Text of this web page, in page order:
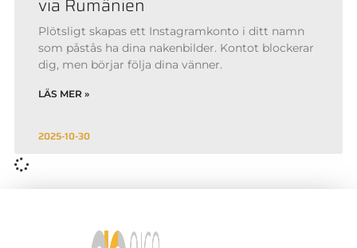
Plötsligt skapas ett Instagramkonto i ditt namn
som påstås ha dina nakenbilder. Kontot blockerar
dig, men börjar följa dina vänner.
LÄS MER »
2025-10-30